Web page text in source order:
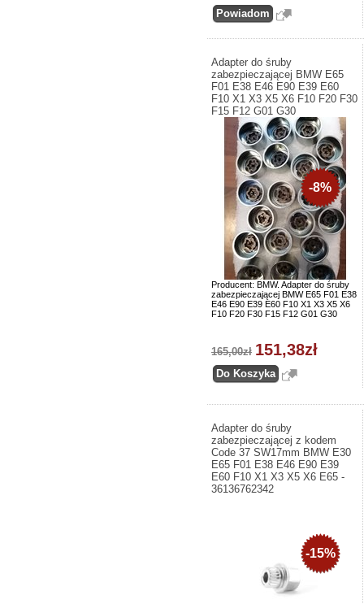
Adapter do śruby
zabezpieczającej BMW E65
F01 E38 E46 E90 E39 E60
F10 X1 X3 X5 X6 F10 F20 F30
F15 F12 G01 G30
Producent: BMW. Adapter do śruby
zabezpieczającej BMW E65 F01 E38
E46 E90 E39 E60 F10 X1 X3 X5 X6
F10 F20 F30 F15 F12 G01 G30
-8%
165,00zł 151,38zł
Adapter do śruby
zabezpieczającej z kodem
Code 37 SW17mm BMW E30
E65 F01 E38 E46 E90 E39
E60 F10 X1 X3 X5 X6 E65 -
36136762342
-15%